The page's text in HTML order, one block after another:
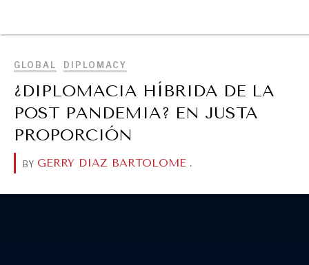
GLOBAL DIPLOMACY
¿DIPLOMACIA HÍBRIDA DE LA
POST PANDEMIA? EN JUSTA
PROPORCIÓN
BY GERRY DIAZ BARTOLOME .